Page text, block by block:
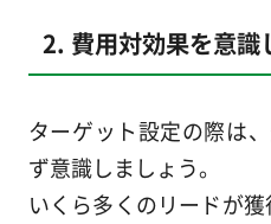
2. 費用対効果を意識
ターゲット設定の際は
ず意識しましょう。
いくら多くのリードが